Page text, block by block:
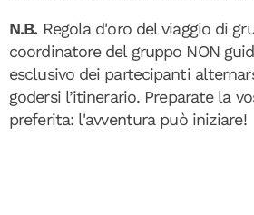
N.B. Regola d'oro del viaggio di
coordinatore del gruppo NON
esclusivo dei partecipanti
godersi l’itinerario. Preparate la
preferita: l'avventura può iniziare!